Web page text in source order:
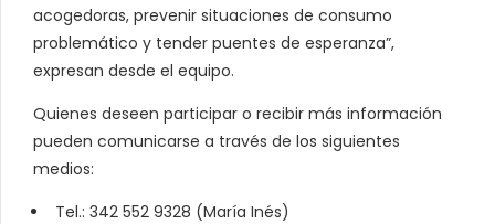
acogedoras, prevenir situaciones de consumo
problemático y tender puentes de esperanza”,
expresan desde el equipo.
Quienes deseen participar o recibir más información
pueden comunicarse a través de los siguientes
medios:
Tel.: 342 552 9328 (María Inés)